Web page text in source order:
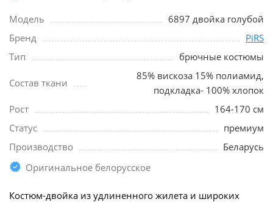
Модель
6897 двойка голубой
Бренд
PiRS
Тип
брючные костюмы
Состав ткани
85% вискоза 15% полиамид,
подкладка- 100% хлопок
Рост
164-170 см
Статус
премиум
Производство
Беларусь
Оригинальное белорусское
Костюм-двойка из удлиненного жилета и широких